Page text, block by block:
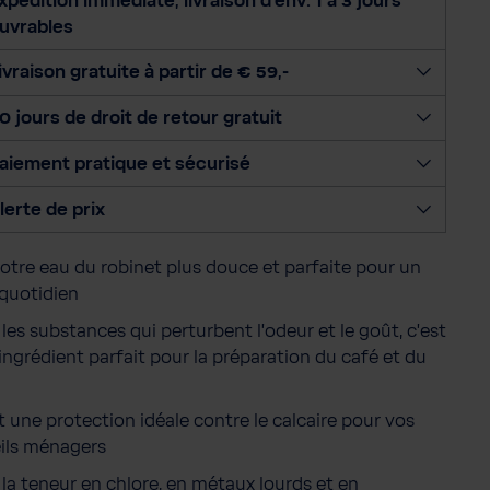
n
e
l
t
i
gratuite à partir de € 59,-
jours de droit de retour gratuit
pratique et sécurisé
de prix
eau du robinet plus douce et parfaite pour un
substances qui perturbent l'odeur et le goût, c'est
parfait pour la préparation du café et du
une protection idéale contre le calcaire pour vos
ménagers
teneur en chlore, en métaux lourds et en